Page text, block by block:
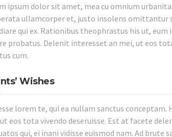
ipsum dolor sit amet, mea cu omnium
ullamcorper et, justo insolens omittantur
qui ex. Rationibus theophrastus his ut,
probatus. Delenit interesset an mei, ut eos
cum.
Wishes
lorem te, qui ea nullam sanctus
eos tota vivendo deseruisse. Est at facete
qui, ei inani vidisse euismod nam. Ad